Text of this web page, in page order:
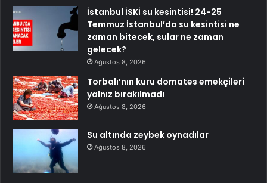
İstanbul İSKİ su kesintisi! 24-25
Temmuz İstanbul’da su kesintisi ne
zaman bitecek, sular ne zaman
gelecek?
Ağustos 8, 2026
Torbalı’nın kuru domates emekçileri
yalnız bırakılmadı
Ağustos 8, 2026
Su altında zeybek oynadılar
Ağustos 8, 2026